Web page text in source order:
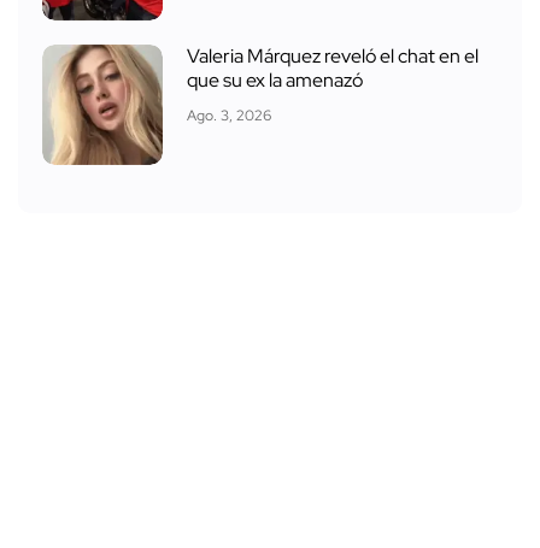
Valeria Márquez reveló el chat en el
que su ex la amenazó
Ago. 3, 2026